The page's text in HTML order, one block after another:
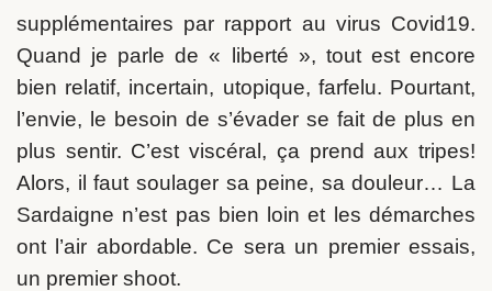
supplémentaires par rapport au virus Covid19.
Quand je parle de « liberté », tout est encore
bien relatif, incertain, utopique, farfelu. Pourtant,
l’envie, le besoin de s’évader se fait de plus en
plus sentir. C’est viscéral, ça prend aux tripes!
Alors, il faut soulager sa peine, sa douleur… La
Sardaigne n’est pas bien loin et les démarches
ont l’air abordable. Ce sera un premier essais,
un premier shoot.